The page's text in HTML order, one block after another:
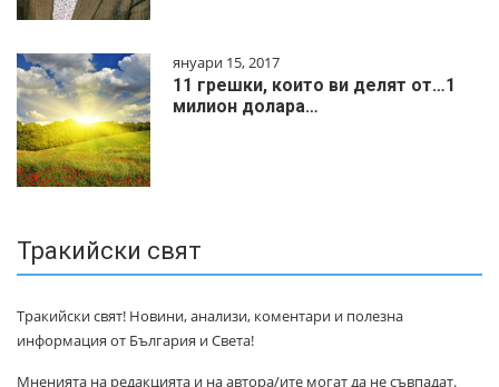
януари 15, 2017
11 грешки, които ви делят от…1
милиoн дoлapa…
Тракийски свят
Тракийски свят! Новини, анализи, коментари и полезна
информация от България и Света!
Мненията на редакцията и на автора/ите могат да не съвпадат.